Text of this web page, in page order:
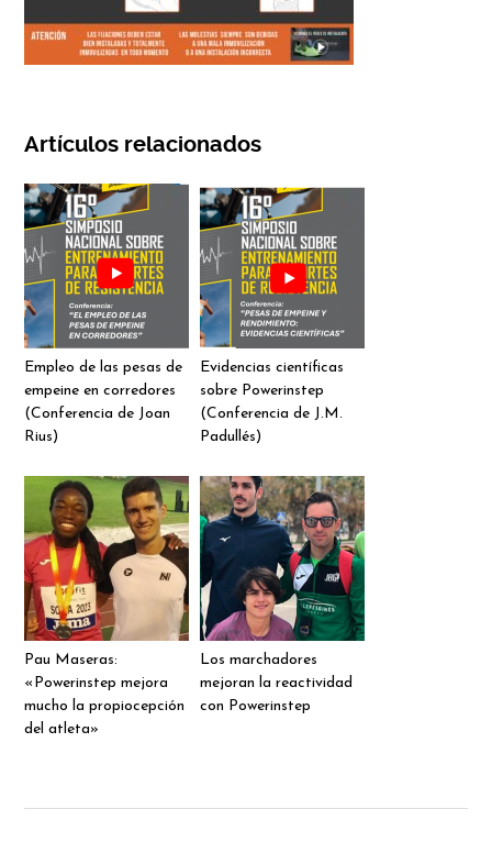
Artículos relacionados
Empleo de las pesas de
empeine en corredores
(Conferencia de Joan
Rius)
Evidencias científicas
sobre Powerinstep
(Conferencia de J.M.
Padullés)
Pau Maseras:
«Powerinstep mejora
mucho la propiocepción
del atleta»
Los marchadores
mejoran la reactividad
con Powerinstep